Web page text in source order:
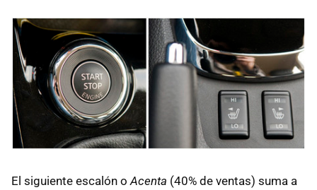
El siguiente escalón oAcenta (40% de ventas) suma a